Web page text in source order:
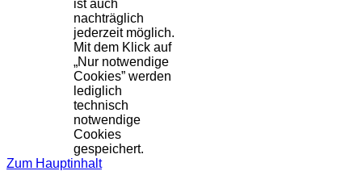
ist auch
nachträglich
jederzeit möglich.
Mit dem Klick auf
„Nur notwendige
Cookies” werden
lediglich
technisch
notwendige
Cookies
gespeichert.
Zum Hauptinhalt